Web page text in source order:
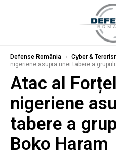
Defense România › Cyber &
nigeriene asupra unei tabere a
Atac al
nigeriene
tabere a
Boko Haram